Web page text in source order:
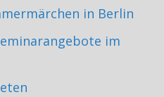
in Berlin
im